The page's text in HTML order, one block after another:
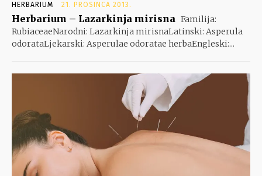
HERBARIUM 21. PROSINCA 2013.
Herbarium – Lazarkinja mirisna Familija:
RubiaceaeNarodni: Lazarkinja mirisnaLatinski: Asperula
odorataLjekarski: Asperulae odoratae herbaEngleski:...